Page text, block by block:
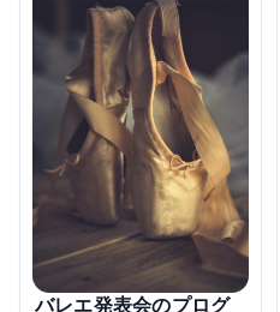
バレエ発表会のプログ